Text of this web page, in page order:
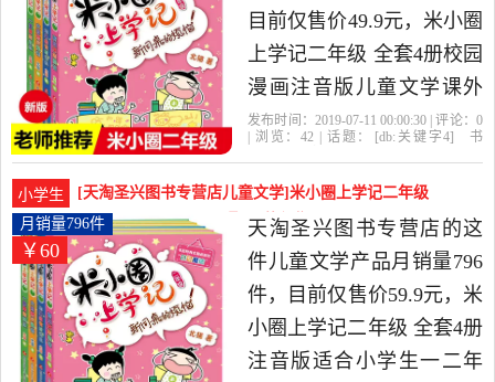
目前仅售价49.9元，米小圈
上学记二年级 全套4册校园
漫画注音版儿童文学课外
书必读故事书儿童读物漫
阅读书米小圈上学记下学
期是2019年旭阳图书专营
店精选书籍,杂志,报纸当中
性价比很高的儿童文学，
由江苏 徐州发货。
发布时间：2019-07-11 00:00:30 | 评论： 0
| 浏览：42 | 话题： [db:关键字4]
书
小学生
[天淘圣兴图书专营店儿童文学]米小圈上学记二年级
全套4册注音版适月销量796件仅售59.9元
￥60
月销量796件
天淘圣兴图书专营店的这
件儿童文学产品月销量796
件，目前仅售价59.9元，米
小圈上学记二年级 全套4册
注音版适合小学生一二年